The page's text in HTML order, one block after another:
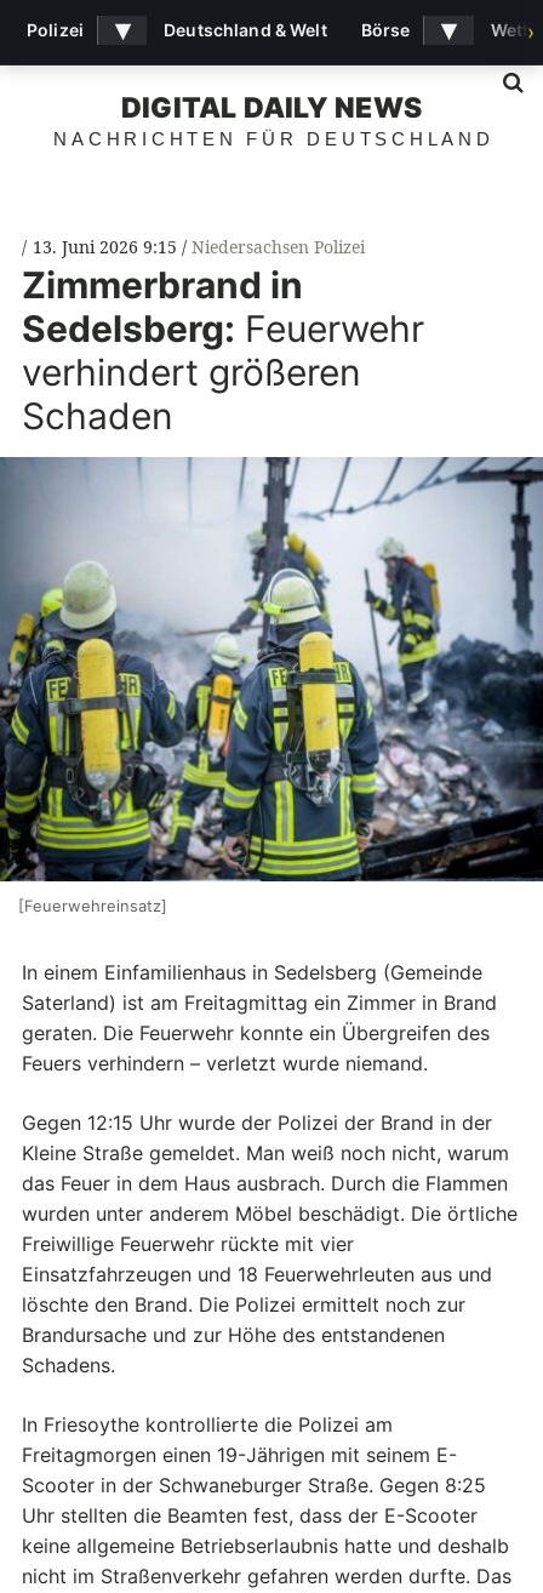
DIGITAL DAILY NEWS
NACHRICHTEN FÜR DEUTSCHLAND
13. Juni 2026 9:15 Niedersachsen Polizei
Zimmerbrand in
Sedelsberg: Feuerwehr
verhindert größeren
Schaden
[Feuerwehreinsatz]
In einem Einfamilienhaus in Sedelsberg (Gemeinde
Saterland) ist am Freitagmittag ein Zimmer in Brand
geraten. Die Feuerwehr konnte ein Übergreifen des
Feuers verhindern – verletzt wurde niemand.
Gegen 12:15 Uhr wurde der Polizei der Brand in der
Kleine Straße gemeldet. Man weiß noch nicht, warum
das Feuer in dem Haus ausbrach. Durch die Flammen
wurden unter anderem Möbel beschädigt. Die örtliche
Freiwillige Feuerwehr rückte mit vier
Einsatzfahrzeugen und 18 Feuerwehrleuten aus und
löschte den Brand. Die Polizei ermittelt noch zur
Brandursache und zur Höhe des entstandenen
Schadens.
In Friesoythe kontrollierte die Polizei am
Freitagmorgen einen 19-Jährigen mit seinem E-
Scooter in der Schwaneburger Straße. Gegen 8:25
Uhr stellten die Beamten fest, dass der E-Scooter
keine allgemeine Betriebserlaubnis hatte und deshalb
nicht im Straßenverkehr gefahren werden durfte. Das
Polizei ▾ Deutschland & Welt Börse ▾ ›